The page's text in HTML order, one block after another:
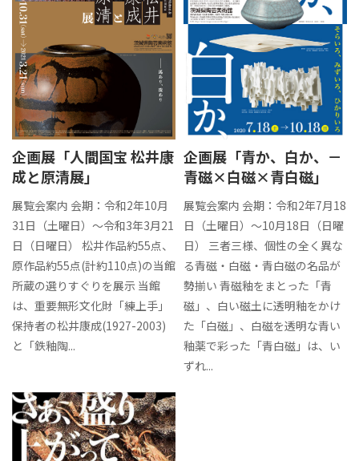
企画展「人間国宝 松井康
成と原清展」
展覧会案内 会期：令和2年10月
31日（土曜日）～令和3年3月21
日（日曜日） 松井作品約55点、
原作品約55点(計約110点)の当館
所蔵の選りすぐりを展示 当館
は、重要無形文化財「練上手」
保持者の松井康成(1927-2003)
と「鉄釉陶...
企画展「青か、白か、－
青磁×白磁×青白磁」
展覧会案内 会期：令和2年7月18
日（土曜日）～10月18日（日曜
日） 三者三様、個性の全く異な
る青磁・白磁・青白磁の名品が
勢揃い 青磁釉をまとった「青
磁」、白い磁土に透明釉をかけ
た「白磁」、白磁を透明な青い
釉薬で彩った「青白磁」は、い
ずれ...